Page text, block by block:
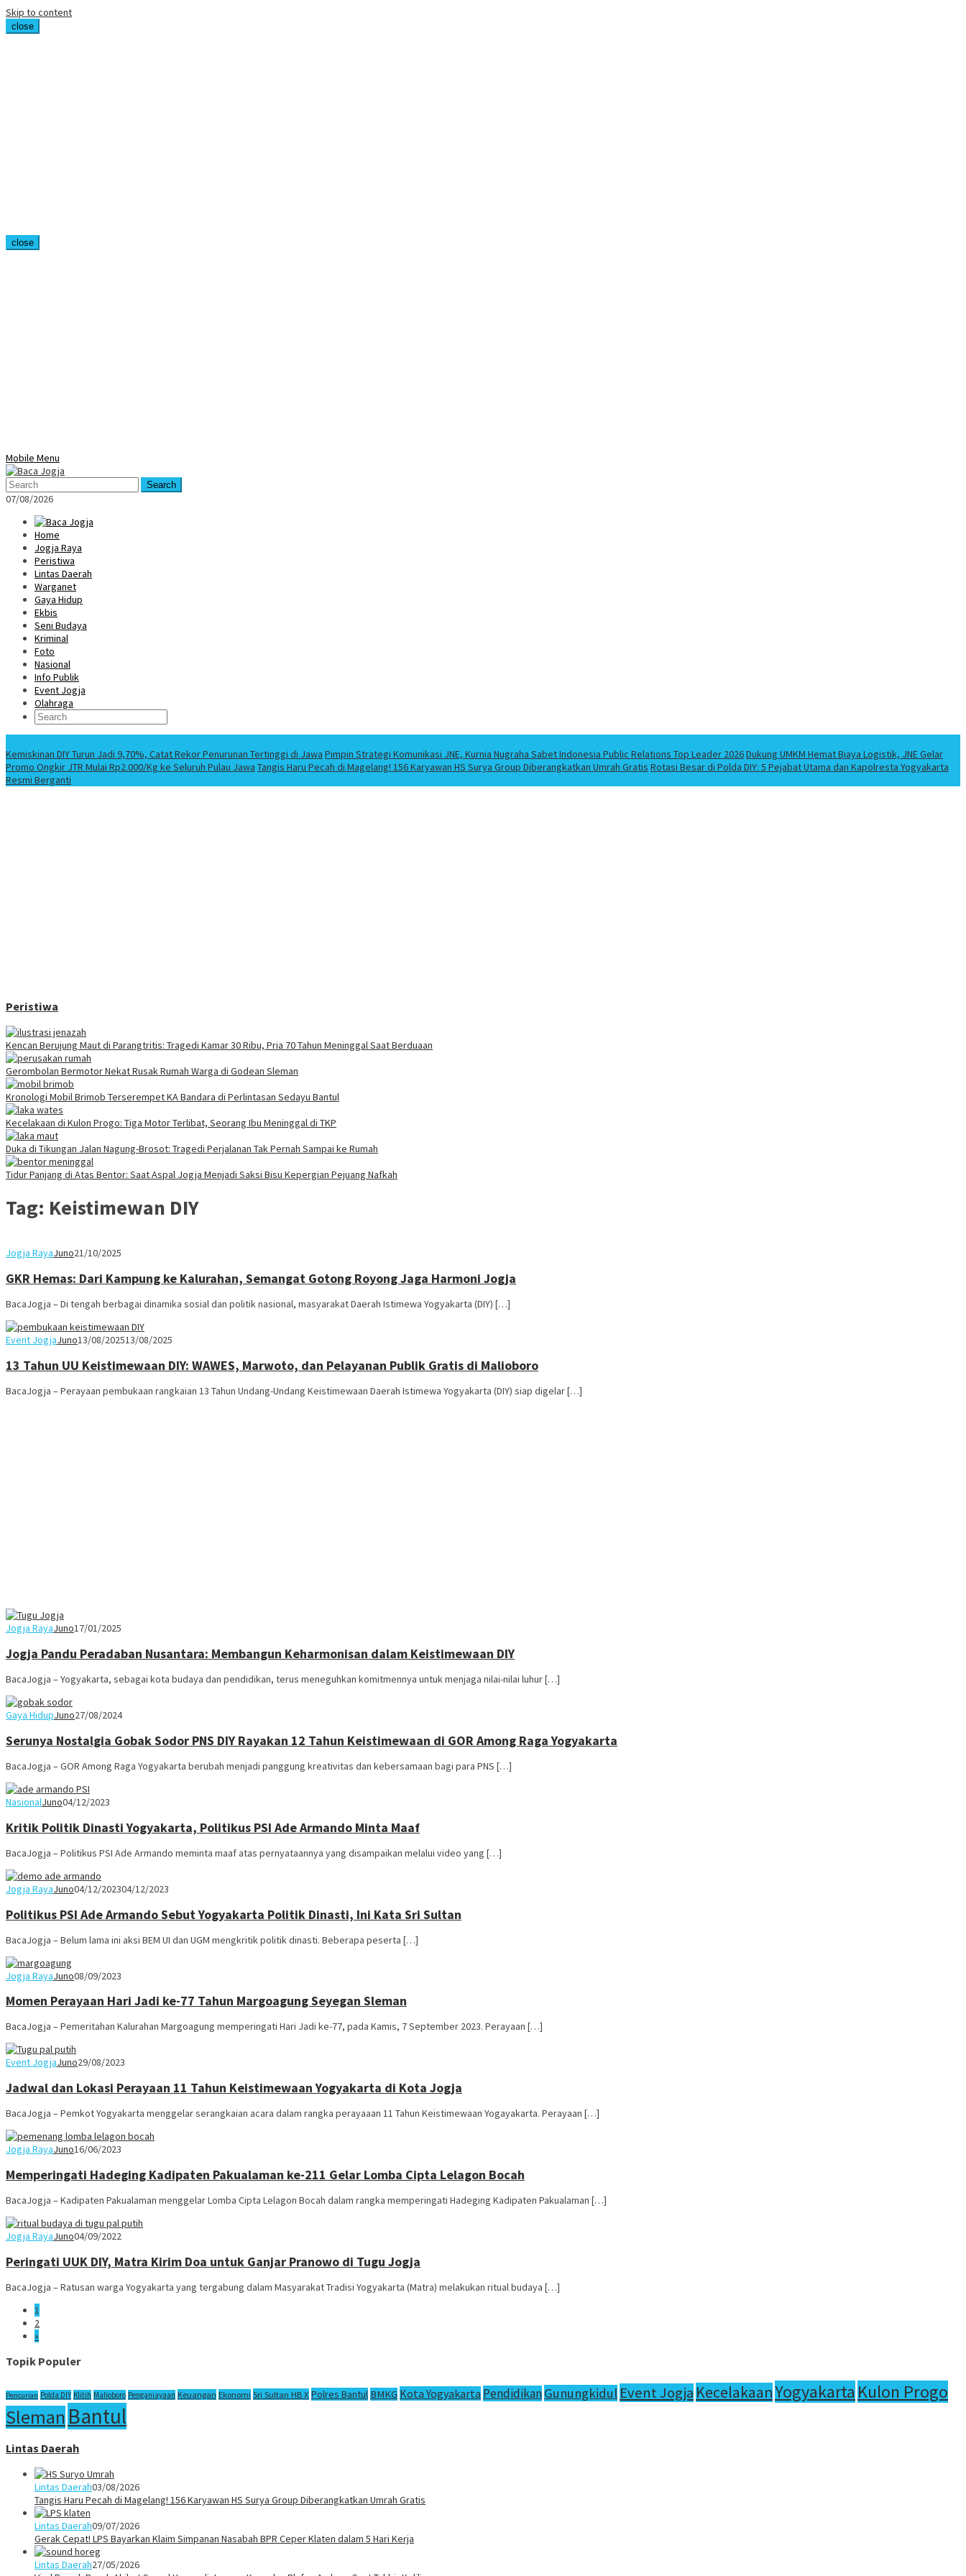
Skip to content
close
close
Mobile Menu
Search
07/08/2026
Home
Jogja Raya
Peristiwa
Lintas Daerah
Warganet
Gaya Hidup
Ekbis
Seni Budaya
Kriminal
Foto
Nasional
Info Publik
Event Jogja
Olahraga
Kemiskinan DIY Turun Jadi 9,70%, Catat Rekor Penurunan Tertinggi di Jawa Pimpin Strategi Komunikasi JNE, Kurnia Nugraha Sabet Indonesia Public Relations Top Leader 2026Dukung UMKM Hemat Biaya Logistik, JNE Gelar
Promo Ongkir JTR Mulai Rp2.000/Kg ke Seluruh Pulau Jawa Tangis Haru Pecah di Magelang! 156 Karyawan HS Surya Group Diberangkatkan Umrah Gratis Rotasi Besar di Polda DIY: 5 Pejabat Utama dan Kapolresta Yogyakarta
Resmi Berganti
Peristiwa
Kencan Berujung Maut di Parangtritis: Tragedi Kamar 30 Ribu, Pria 70 Tahun Meninggal Saat Berduaan
Gerombolan Bermotor Nekat Rusak Rumah Warga di Godean Sleman
Kronologi Mobil Brimob Terserempet KA Bandara di Perlintasan Sedayu Bantul
Kecelakaan di Kulon Progo: Tiga Motor Terlibat, Seorang Ibu Meninggal di TKP
Duka di Tikungan Jalan Nagung-Brosot: Tragedi Perjalanan Tak Pernah Sampai ke Rumah
Tidur Panjang di Atas Bentor: Saat Aspal Jogja Menjadi Saksi Bisu Kepergian Pejuang Nafkah
Tag: Keistimewan DIY
Jogja RayaJuno21/10/2025
GKR Hemas: Dari Kampung ke Kalurahan, Semangat Gotong Royong Jaga Harmoni Jogja
BacaJogja – Di tengah berbagai dinamika sosial dan politik nasional, masyarakat Daerah Istimewa Yogyakarta (DIY) […]
Event JogjaJuno13/08/202513/08/2025
13 Tahun UU Keistimewaan DIY: WAWES, Marwoto, dan Pelayanan Publik Gratis di Malioboro
BacaJogja – Perayaan pembukaan rangkaian 13 Tahun Undang-Undang Keistimewaan Daerah Istimewa Yogyakarta (DIY) siap digelar […]
Jogja RayaJuno17/01/2025
Jogja Pandu Peradaban Nusantara: Membangun Keharmonisan dalam Keistimewaan DIY
BacaJogja – Yogyakarta, sebagai kota budaya dan pendidikan, terus meneguhkan komitmennya untuk menjaga nilai-nilai luhur […]
Gaya HidupJuno27/08/2024
Serunya Nostalgia Gobak Sodor PNS DIY Rayakan 12 Tahun Keistimewaan di GOR Among Raga Yogyakarta
BacaJogja – GOR Among Raga Yogyakarta berubah menjadi panggung kreativitas dan kebersamaan bagi para PNS […]
NasionalJuno04/12/2023
Kritik Politik Dinasti Yogyakarta, Politikus PSI Ade Armando Minta Maaf
BacaJogja – Politikus PSI Ade Armando meminta maaf atas pernyataannya yang disampaikan melalui video yang […]
Jogja RayaJuno04/12/202304/12/2023
Politikus PSI Ade Armando Sebut Yogyakarta Politik Dinasti, Ini Kata Sri Sultan
BacaJogja – Belum lama ini aksi BEM UI dan UGM mengkritik politik dinasti. Beberapa peserta […]
Jogja RayaJuno08/09/2023
Momen Perayaan Hari Jadi ke-77 Tahun Margoagung Seyegan Sleman
BacaJogja – Pemeritahan Kalurahan Margoagung memperingati Hari Jadi ke-77, pada Kamis, 7 September 2023. Perayaan […]
Event JogjaJuno29/08/2023
Jadwal dan Lokasi Perayaan 11 Tahun Keistimewaan Yogyakarta di Kota Jogja
BacaJogja – Pemkot Yogyakarta menggelar serangkaian acara dalam rangka perayaaan 11 Tahun Keistimewaan Yogayakarta. Perayaan […]
Jogja RayaJuno16/06/2023
Memperingati Hadeging Kadipaten Pakualaman ke-211 Gelar Lomba Cipta Lelagon Bocah
BacaJogja – Kadipaten Pakualaman menggelar Lomba Cipta Lelagon Bocah dalam rangka memperingati Hadeging Kadipaten Pakualaman […]
Jogja RayaJuno04/09/2022
Peringati UUK DIY, Matra Kirim Doa untuk Ganjar Pranowo di Tugu Jogja
BacaJogja – Ratusan warga Yogyakarta yang tergabung dalam Masyarakat Tradisi Yogyakarta (Matra) melakukan ritual budaya […]
1
2
»
Topik Populer
Pencurian Polda DIY Klitih Malioboro Penganiayaan Keuangan Ekonomi Sri Sultan HB X Polres Bantul BMKG Kota Yogyakarta PendidikanGunungkidul Event Jogja KecelakaanYogyakarta Kulon Progo
Sleman Bantul
Lintas Daerah
Lintas Daerah03/08/2026
Tangis Haru Pecah di Magelang! 156 Karyawan HS Surya Group Diberangkatkan Umrah Gratis
Lintas Daerah09/07/2026
Gerak Cepat! LPS Bayarkan Klaim Simpanan Nasabah BPR Ceper Klaten dalam 5 Hari Kerja
Lintas Daerah27/05/2026